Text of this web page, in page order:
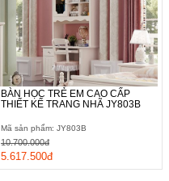
BÀN HỌC TRẺ EM CAO CẤP
THIẾT KẾ TRANG NHÃ JY803B
Mã sản phẩm: JY803B
5.617.500đ
10.700.000đ